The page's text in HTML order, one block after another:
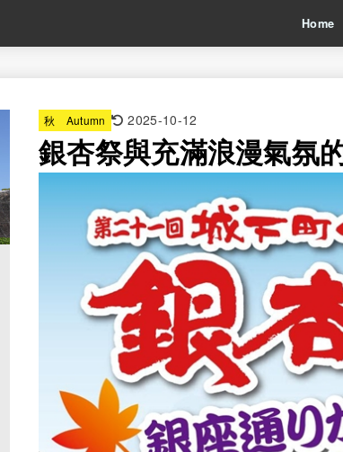
Home
秋 Autumn 2025-10-12
銀杏祭與充滿浪漫氣氛